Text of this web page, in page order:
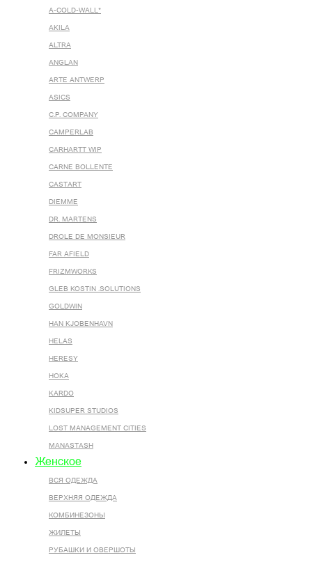
A-COLD-WALL*
AKILA
ALTRA
ANGLAN
ARTE ANTWERP
ASICS
C.P. COMPANY
CAMPERLAB
CARHARTT WIP
CARNE BOLLENTE
CASTART
DIEMME
DR. MARTENS
DROLE DE MONSIEUR
FAR AFIELD
FRIZMWORKS
GLEB KOSTIN .SOLUTIONS
GOLDWIN
HAN KJOBENHAVN
HELAS
HERESY
HOKA
KARDO
KIDSUPER STUDIOS
LOST MANAGEMENT CITIES
MANASTASH
Женское
ВСЯ ОДЕЖДА
ВЕРХНЯЯ ОДЕЖДА
КОМБИНЕЗОНЫ
ЖИЛЕТЫ
РУБАШКИ И ОВЕРШОТЫ